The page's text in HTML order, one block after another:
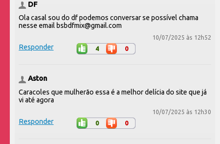
DF
Ola casal sou do df podemos conversar se possível chama
nesse email bsbdfmix@gmail.com
10/07/2025 às 12h52
Responder 4 0
Aston
Caracoles que mulherão essa é a melhor delícia do site que já
vi até agora
10/07/2025 às 12h30
Responder 0 0